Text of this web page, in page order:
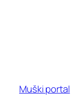
Muški portal